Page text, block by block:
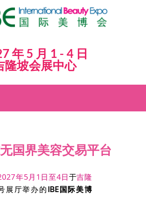
年 5 月 1 - 4 日
隆坡会展中心
国界美容交易平台
年5月1日至4日于吉隆
展厅举办的 IBE国际美博